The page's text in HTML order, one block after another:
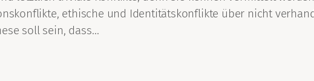
ethische und Identitätskonflikte über nicht
soll sein, dass…